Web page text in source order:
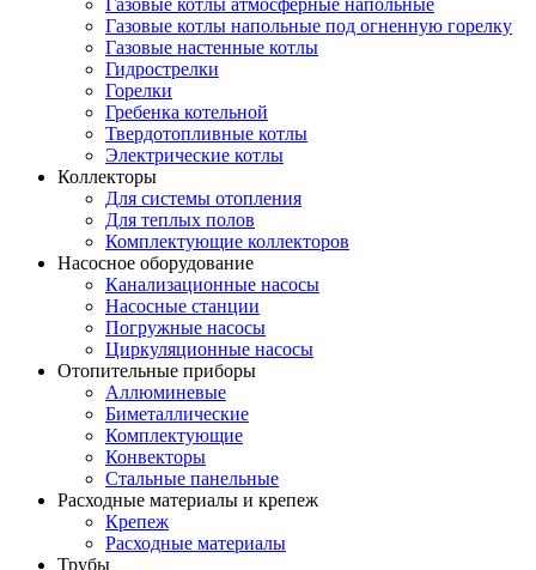
Газовые котлы напольные под огненную горелку
Газовые настенные котлы
Гидрострелки
Горелки
Гребенка котельной
Твердотопливные котлы
Электрические котлы
Коллекторы
Для системы отопления
Для теплых полов
Комплектующие коллекторов
Насосное оборудование
Канализационные насосы
Насосные станции
Погружные насосы
Циркуляционные насосы
Отопительные приборы
Аллюминевые
Биметаллические
Комплектующие
Конвекторы
Стальные панельные
Расходные материалы и крепеж
Крепеж
Расходные материалы
Трубы